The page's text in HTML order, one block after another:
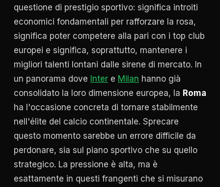
questione di prestigio sportivo: significa introiti
economici fondamentali per rafforzare la rosa,
significa poter competere alla pari con i top club
europei e significa, soprattutto, mantenere i
migliori talenti lontani dalle sirene di mercato. In
un panorama dove Inter e Milan hanno già
consolidato la loro dimensione europea, la Roma
ha l'occasione concreta di tornare stabilmente
nell'élite del calcio continentale. Sprecare
questo momento sarebbe un errore difficile da
perdonare, sia sul piano sportivo che su quello
strategico. La pressione è alta, ma è
esattamente in questi frangenti che si misurano